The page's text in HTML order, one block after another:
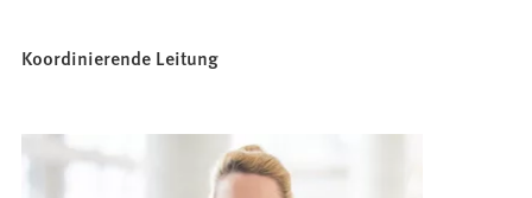
Bewerbung
Koordinierende Leitung